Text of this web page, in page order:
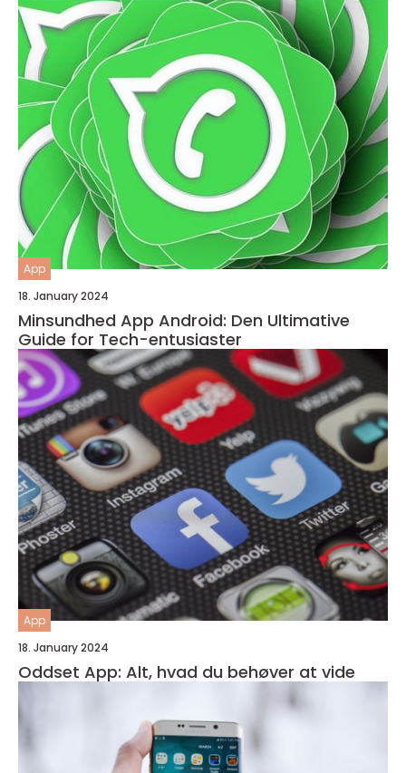
App
18. January 2024
Minsundhed App Android: Den Ultimative
Guide for Tech-entusiaster
App
18. January 2024
Oddset App: Alt, hvad du behøver at vide